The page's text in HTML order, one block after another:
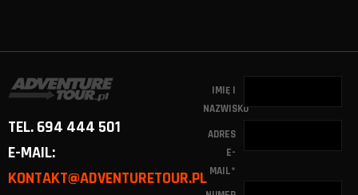
TEL. 694 444 501
E-MAIL:
KONTAKT@ADVENTURETOUR.PL
IMIĘ I
NAZWISKO
ADRES
E-
MAIL*